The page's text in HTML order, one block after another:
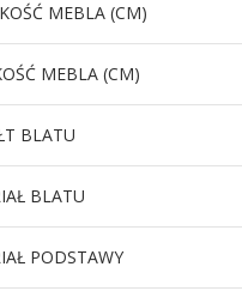
MEBLA (CM)
MEBLA (CM)
BLATU
BLATU
PODSTAWY